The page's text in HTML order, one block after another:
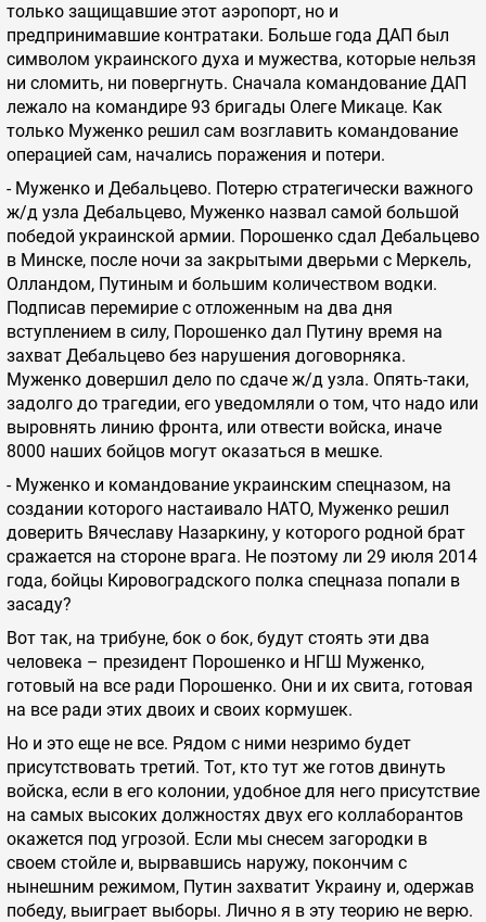
только защищавшие этот аэропорт, но и
предпринимавшие контратаки. Больше года ДАП был
символом украинского духа и мужества, которые нельзя
ни сломить, ни повергнуть. Сначала командование ДАП
лежало на командире 93 бригады Олеге Микаце. Как
только Муженко решил сам возглавить командование
операцией сам, начались поражения и потери.
- Муженко и Дебальцево. Потерю стратегически важного
ж/д узла Дебальцево, Муженко назвал самой большой
победой украинской армии. Порошенко сдал Дебальцево
в Минске, после ночи за закрытыми дверьми с Меркель,
Олландом, Путиным и большим количеством водки.
Подписав перемирие с отложенным на два дня
вступлением в силу, Порошенко дал Путину время на
захват Дебальцево без нарушения договорняка.
Муженко довершил дело по сдаче ж/д узла. Опять-таки,
задолго до трагедии, его уведомляли о том, что надо или
выровнять линию фронта, или отвести войска, иначе
8000 наших бойцов могут оказаться в мешке.
- Муженко и командование украинским спецназом, на
создании которого настаивало НАТО, Муженко решил
доверить Вячеславу Назаркину, у которого родной брат
сражается на стороне врага. Не поэтому ли 29 июля 2014
года, бойцы Кировоградского полка спецназа попали в
засаду?
Вот так, на трибуне, бок о бок, будут стоять эти два
человека – президент Порошенко и НГШ Муженко,
готовый на все ради Порошенко. Они и их свита, готовая
на все ради этих двоих и своих кормушек.
Но и это еще не все. Рядом с ними незримо будет
присутствовать третий. Тот, кто тут же готов двинуть
войска, если в его колонии, удобное для него присутствие
на самых высоких должностях двух его коллаборантов
окажется под угрозой. Если мы снесем загородки в
своем стойле и, вырвавшись наружу, покончим с
нынешним режимом, Путин захватит Украину и, одержав
победу, выиграет выборы. Лично я в эту теорию не верю.